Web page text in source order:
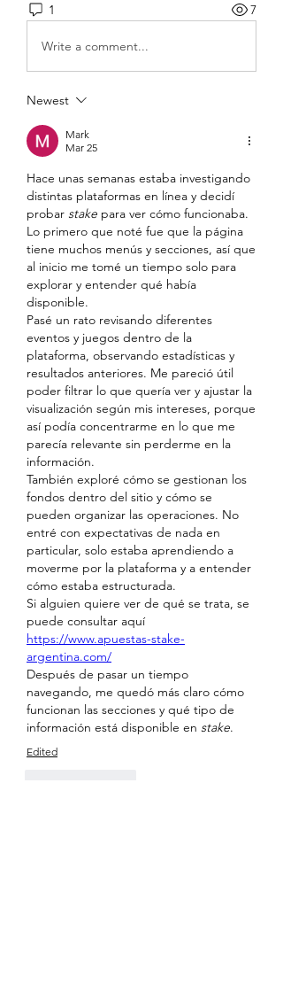
1 7
Write a comment...
Newest
Mark
Mar 25
Hace unas semanas estaba investigando
distintas plataformas en línea y decidí
probar stake para ver cómo funcionaba.
Lo primero que noté fue que la página
tiene muchos menús y secciones, así que
al inicio me tomé un tiempo solo para
explorar y entender qué había
disponible.
Pasé un rato revisando diferentes
eventos y juegos dentro de la
plataforma, observando estadísticas y
resultados anteriores. Me pareció útil
poder filtrar lo que quería ver y ajustar la
visualización según mis intereses, porque
así podía concentrarme en lo que me
parecía relevante sin perderme en la
información.
También exploré cómo se gestionan los
fondos dentro del sitio y cómo se
pueden organizar las operaciones. No
entré con expectativas de nada en
particular, solo estaba aprendiendo a
moverme por la plataforma y a entender
cómo estaba estructurada.
Si alguien quiere ver de qué se trata, se
puede consultar aquí
https://www.apuestas-stake-
argentina.com/
Después de pasar un tiempo
navegando, me quedó más claro cómo
funcionan las secciones y qué tipo de
información está disponible en stake.
Edited